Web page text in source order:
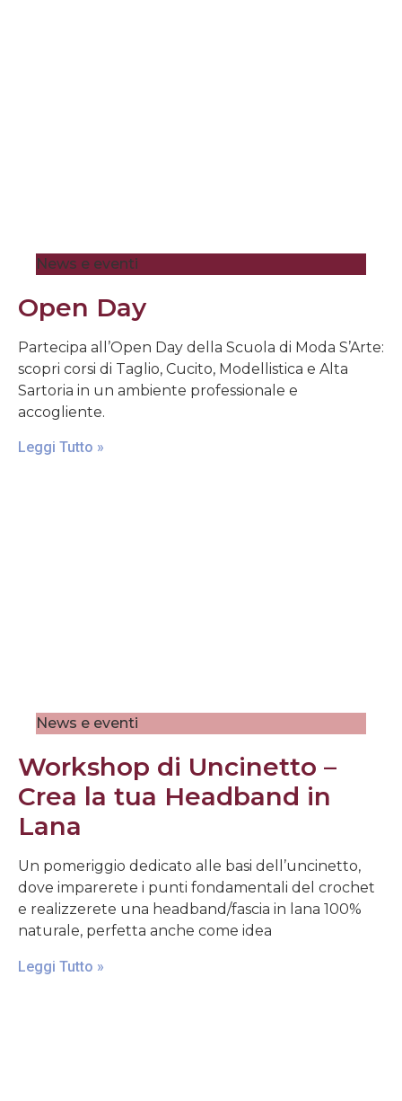
News e eventi
Open Day
Partecipa all’Open Day della Scuola di Moda S’Arte:
scopri corsi di Taglio, Cucito, Modellistica e Alta
Sartoria in un ambiente professionale e
accogliente.
Leggi Tutto »
News e eventi
Workshop di Uncinetto –
Crea la tua Headband in
Lana
Un pomeriggio dedicato alle basi dell’uncinetto,
dove imparerete i punti fondamentali del crochet
e realizzerete una headband/fascia in lana 100%
naturale, perfetta anche come idea
Leggi Tutto »